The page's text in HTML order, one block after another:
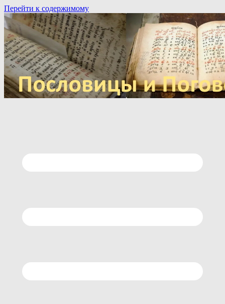
Перейти к содержимому